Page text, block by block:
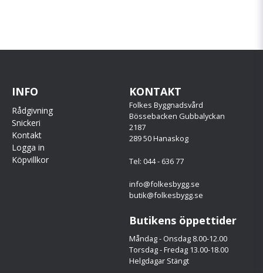
INFO
Rådgivning
Snickeri
Kontakt
Logga in
Köpvillkor
KONTAKT
Folkes Byggnadsvård
Bössebacken Gubbalyckan
2187
289 50 Hanaskog
Tel: 044 - 636 77
info@folkesbygg.se
butik@folkesbygg.se
Butikens öppettider
Måndag - Onsdag 8.00-12.00
Torsdag - Fredag 13.00-18.00
Helgdagar Stängt